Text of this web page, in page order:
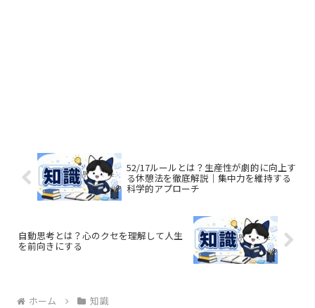
52/17ルールとは？生産性が劇的に向上す
る休憩法を徹底解説｜集中力を維持する
科学的アプローチ
自動思考とは？心のクセを理解して人生
を前向きにする
ホーム 知識